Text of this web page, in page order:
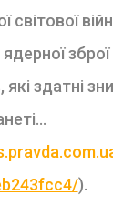
зброї
які здатні
).